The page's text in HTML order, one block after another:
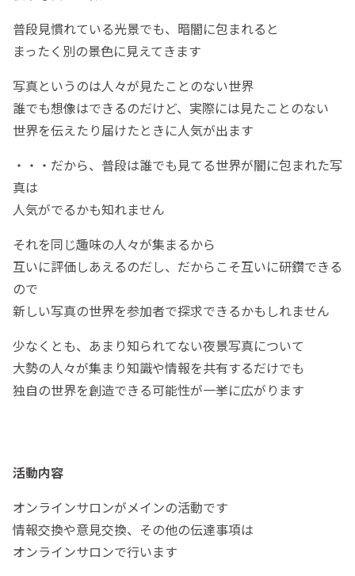
普段見慣れている光景でも、暗闇に包まれると
まったく別の景色に見えてきます
写真というのは人々が見たことのない世界
誰でも想像はできるのだけど、実際には見たことのない
世界を伝えたり届けたときに人気が出ます
・・・だから、普段は誰でも見てる世界が闇に包まれた写
真は
人気がでるかも知れません
それを同じ趣味の人々が集まるから
互いに評価しあえるのだし、だからこそ互いに研鑽できる
ので
新しい写真の世界を参加者で探求できるかもしれません
少なくとも、あまり知られてない夜景写真について
大勢の人々が集まり知識や情報を共有するだけでも
独自の世界を創造できる可能性が一挙に広がります
活動内容
オンラインサロンがメインの活動です
情報交換や意見交換、その他の伝達事項は
オンラインサロンで行います